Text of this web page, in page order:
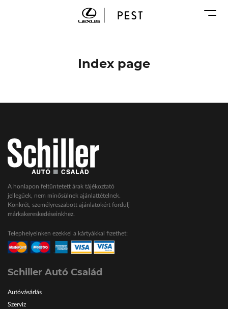
ŠKODA Schiller
Geely Schiller
Seat Schiller
Tesla Approved Body Shop
VW Haszonjárművek
VW Service Schiller
ŠKODA Schiller
Karosszéria Centrum
Index page
A honlapon feltüntetett árak tájékoztató
jellegűek, nem minősülnek ajánlattételnek.
Konkrét, személyreszabott ajánlatokért fordulj
márkakereskedéseinkhez.
Telephelyeinken ezekkel a kártyákkal fizethet:
Schiller Autó Család
Autóvásárlás
Szerviz